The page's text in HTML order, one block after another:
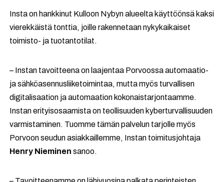
Insta on hankkinut Kulloon Nybyn alueelta käyttöönsä kaksi
vierekkäistä tonttia, joille rakennetaan nykykaikaiset
toimisto- ja tuotantotilat.
– Instan tavoitteena on laajentaa Porvoossa automaatio-
ja sähköasennusliiketoimintaa, mutta myös turvallisen
digitalisaation ja automaation kokonaistarjontaamme.
Instan erityisosaamista on teollisuuden kyberturvallisuuden
varmistaminen. Tuomme tämän palvelun tarjolle myös
Porvoon seudun asiakkaillemme, Instan toimitusjohtaja
Henry Nieminen sanoo.